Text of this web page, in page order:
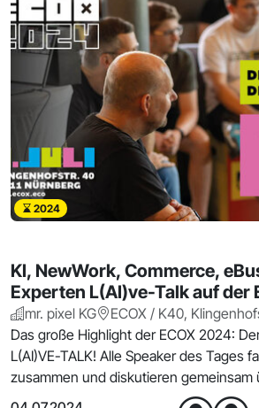
2024
KI, NewWork, Commerce,
Experten L(AI)ve-Talk auf der
mr. pixel KG
ECOX / K40,
Das große Highlight der ECOX 2024:
L(AI)VE-TALK! Alle Speaker des Tages
zusammen und diskutieren gemeinsam